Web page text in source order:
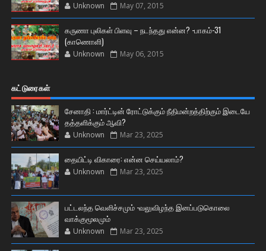
Unknown May 07, 2015
கருணா புலிகள் பிளவு – நடந்தது என்ன? -பாகம்-31
(காணொளி)
Unknown May 06, 2015
கட்டுரைகள்
சேனாதி : மார்ட்டின் ரோட்டுக்கும் நீதிமன்றத்திற்கும் இடையே
தத்தளிக்கும் ஆவி?
Unknown Mar 23, 2025
தையிட்டி விகாரை: என்ன செய்யலாம்?
Unknown Mar 23, 2025
பட்டலந்த வெளிச்சமும் -வலுவிழந்த இனப்படுகொலை
வாக்குமூலமும்
Unknown Mar 23, 2025